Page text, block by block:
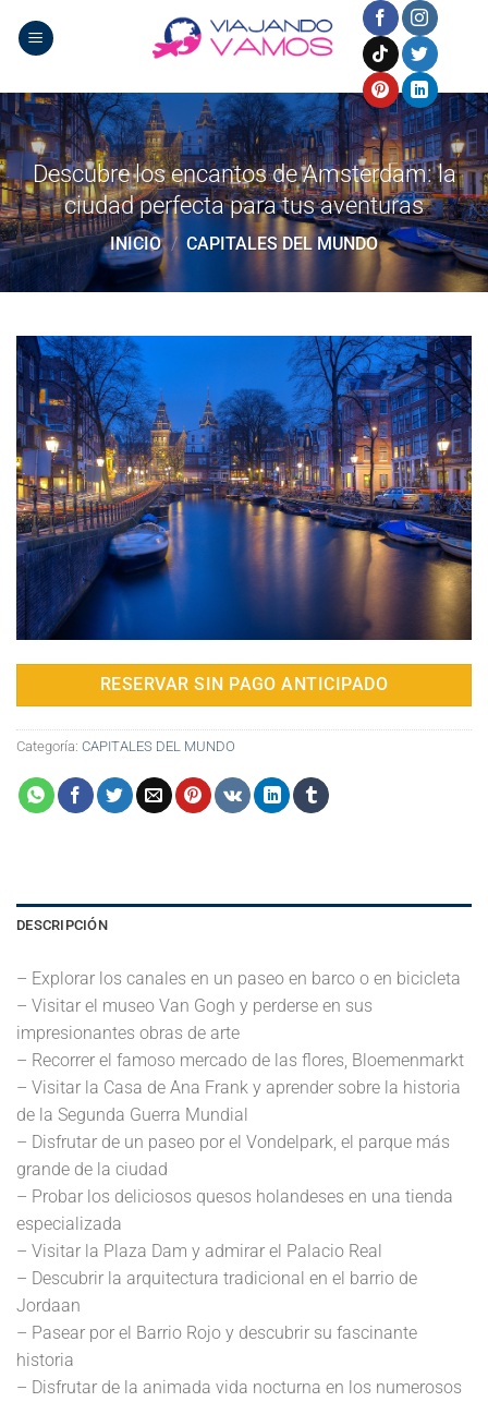
Descubre los encantos de Amsterdam: la
ciudad perfecta para tus aventuras
INICIO / CAPITALES DEL MUNDO
RESERVAR SIN PAGO ANTICIPADO
Categoría: CAPITALES DEL MUNDO
DESCRIPCIÓN
– Explorar los canales en un paseo en barco o en bicicleta
– Visitar el museo Van Gogh y perderse en sus
impresionantes obras de arte
– Recorrer el famoso mercado de las flores, Bloemenmarkt
– Visitar la Casa de Ana Frank y aprender sobre la historia
de la Segunda Guerra Mundial
– Disfrutar de un paseo por el Vondelpark, el parque más
grande de la ciudad
– Probar los deliciosos quesos holandeses en una tienda
especializada
– Visitar la Plaza Dam y admirar el Palacio Real
– Descubrir la arquitectura tradicional en el barrio de
Jordaan
– Pasear por el Barrio Rojo y descubrir su fascinante
historia
– Disfrutar de la animada vida nocturna en los numerosos